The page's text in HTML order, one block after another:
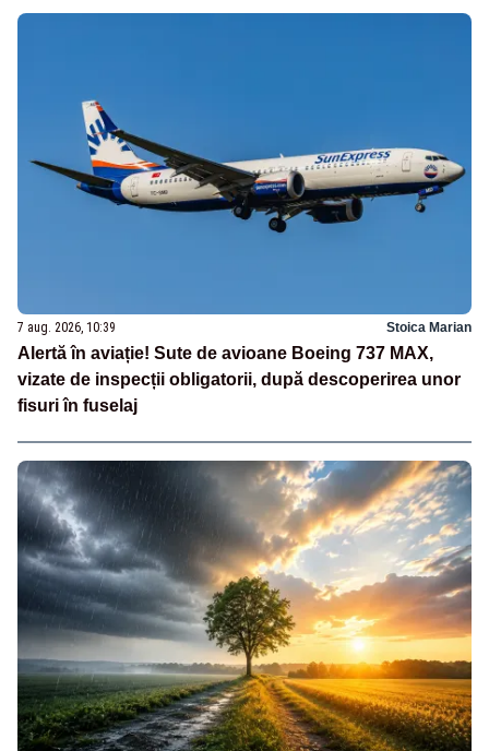
7 aug. 2026, 10:39 Stoica Marian
Alertă în aviație! Sute de avioane Boeing 737 MAX,
vizate de inspecții obligatorii, după descoperirea unor
fisuri în fuselaj